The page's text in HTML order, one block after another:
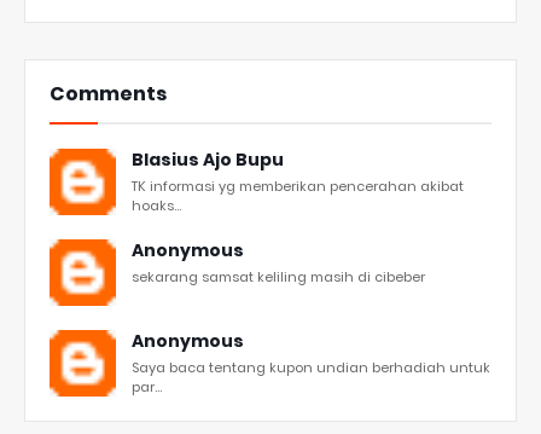
Comments
Blasius Ajo Bupu
TK informasi yg memberikan pencerahan akibat
hoaks...
Anonymous
sekarang samsat keliling masih di cibeber
Anonymous
Saya baca tentang kupon undian berhadiah untuk
par...